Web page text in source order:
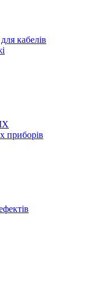
кабелів
приборів